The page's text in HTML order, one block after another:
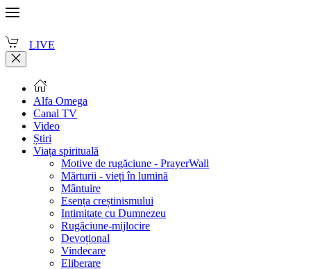
LIVE
Alfa Omega
Canal TV
Video
Știri
Viața spirituală
Motive de rugăciune - PrayerWall
Mărturii - vieți în lumină
Mântuire
Esența creștinismului
Intimitate cu Dumnezeu
Rugăciune-mijlocire
Devoțional
Vindecare
Eliberare